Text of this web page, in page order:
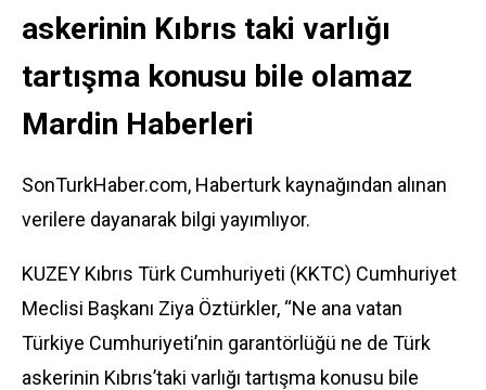
askerinin Kıbrıs taki varlığı
tartışma konusu bile olamaz
Mardin Haberleri
SonTurkHaber.com, Haberturk kaynağından alınan
verilere dayanarak bilgi yayımlıyor.
KUZEY Kıbrıs Türk Cumhuriyeti (KKTC) Cumhuriyet
Meclisi Başkanı Ziya Öztürkler, “Ne ana vatan
Türkiye Cumhuriyeti’nin garantörlüğü ne de Türk
askerinin Kıbrıs’taki varlığı tartışma konusu bile